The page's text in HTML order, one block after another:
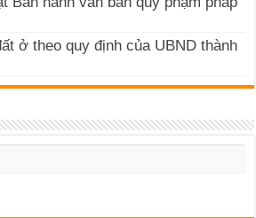
ở theo quy định của UBND thành